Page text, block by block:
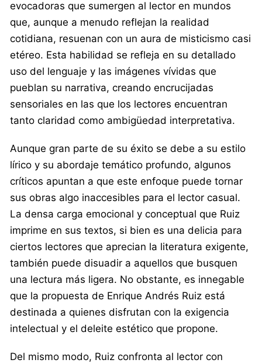
evocadoras que sumergen al lector en mundos
que, aunque a menudo reflejan la realidad
cotidiana, resuenan con un aura de misticismo casi
etéreo. Esta habilidad se refleja en su detallado
uso del lenguaje y las imágenes vívidas que
pueblan su narrativa, creando encrucijadas
sensoriales en las que los lectores encuentran
tanto claridad como ambigüedad interpretativa.
Aunque gran parte de su éxito se debe a su estilo
lírico y su abordaje temático profundo, algunos
críticos apuntan a que este enfoque puede tornar
sus obras algo inaccesibles para el lector casual.
La densa carga emocional y conceptual que Ruiz
imprime en sus textos, si bien es una delicia para
ciertos lectores que aprecian la literatura exigente,
también puede disuadir a aquellos que busquen
una lectura más ligera. No obstante, es innegable
que la propuesta de Enrique Andrés Ruiz está
destinada a quienes disfrutan con la exigencia
intelectual y el deleite estético que propone.
Del mismo modo, Ruiz confronta al lector con